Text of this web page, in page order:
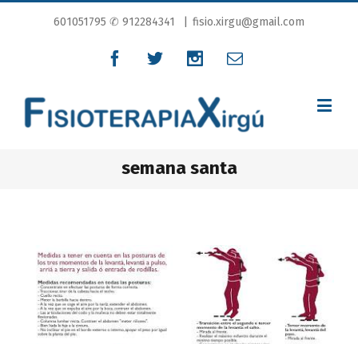
601051795 ✆ 912284341 fisio.xirgu@gmail.com
semana santa